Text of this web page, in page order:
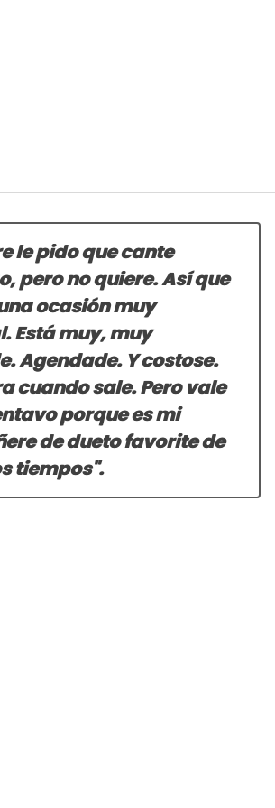
le pido que cante
pero no quiere. Así que
ocasión muy
Está muy, muy
Agendade. Y costose.
cuando sale. Pero vale
porque es mi
de dueto favorite de
tiempos".